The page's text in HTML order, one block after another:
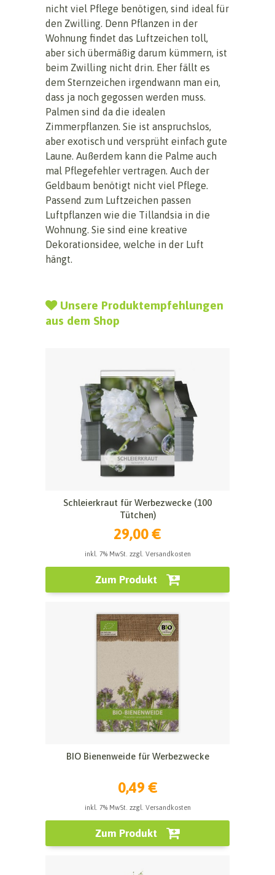
nicht viel Pflege benötigen, sind ideal für
den Zwilling. Denn Pflanzen in der
Wohnung findet das Luftzeichen toll,
aber sich übermäßig darum kümmern, ist
beim Zwilling nicht drin. Eher fällt es
dem Sternzeichen irgendwann man ein,
dass ja noch gegossen werden muss.
Palmen sind da die idealen
Zimmerpflanzen. Sie ist anspruchslos,
aber exotisch und versprüht einfach gute
Laune. Außerdem kann die Palme auch
mal Pflegefehler vertragen. Auch der
Geldbaum benötigt nicht viel Pflege.
Passend zum Luftzeichen passen
Luftpflanzen wie die Tillandsia in die
Wohnung. Sie sind eine kreative
Dekorationsidee, welche in der Luft
hängt.
Unsere Produktempfehlungen
aus dem Shop
Schleierkraut für Werbezwecke (100
Tütchen)
29,00 €
inkl. 7% MwSt. zzgl. Versandkosten
Zum Produkt
BIO Bienenweide für Werbezwecke
0,49 €
inkl. 7% MwSt. zzgl. Versandkosten
Zum Produkt